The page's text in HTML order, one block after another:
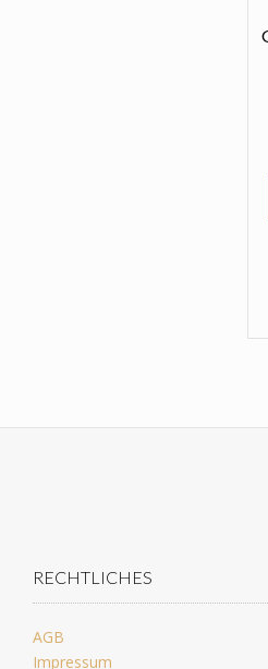
RECHTLICHES
AGB
Impressum